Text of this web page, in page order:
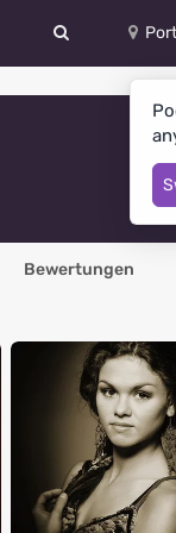
Bewertungen